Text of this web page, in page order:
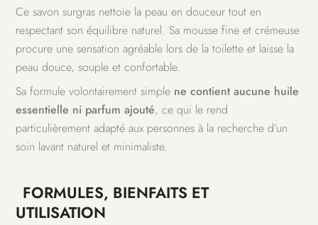
Ce savon surgras nettoie la peau en douceur tout en
respectant son équilibre naturel. Sa mousse fine et crémeuse
procure une sensation agréable lors de la toilette et laisse la
peau douce, souple et confortable.
Sa formule volontairement simple ne contient aucune huile
essentielle ni parfum ajouté, ce qui le rend
particulièrement adapté aux personnes à la recherche d’un
soin lavant naturel et minimaliste.
FORMULES, BIENFAITS ET
UTILISATION